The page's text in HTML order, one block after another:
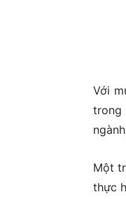
Với
trong
Một
thực